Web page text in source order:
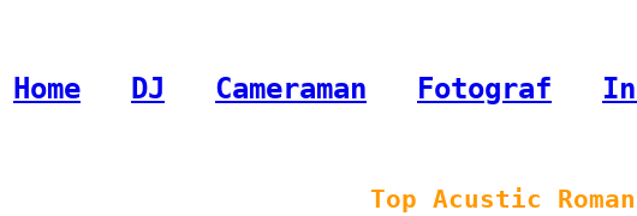
Home DJ Cameraman Fotograf
Top Acustic